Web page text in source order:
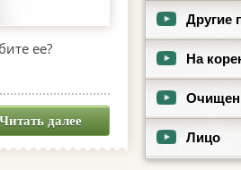
ее?
Читать далее
Другие
На
Лицо